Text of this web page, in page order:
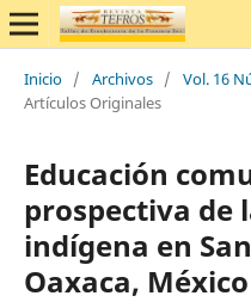
Inicio / Archivos / Vol. 16
Artículos Originales
Educación
prospectiva de
indígena en
Oaxaca, México